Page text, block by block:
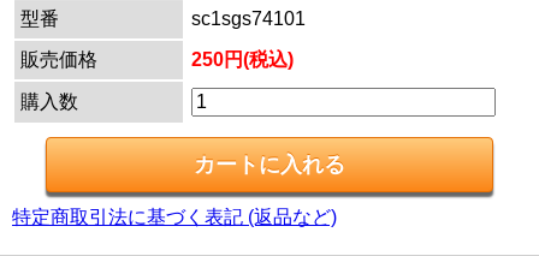
型番
sc1sgs74101
販売価格
250円(税込)
購入数
特定商取引法に基づく表記 (返品など)